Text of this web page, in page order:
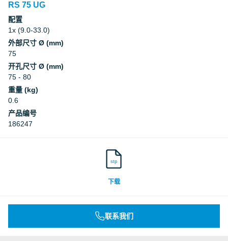
RS 75 UG
配置
1x (9.0-33.0)
外部尺寸 Ø (mm)
75
开孔尺寸 Ø (mm)
75 - 80
重量 (kg)
0.6
产品编号
186247
stp
下载
联系我们